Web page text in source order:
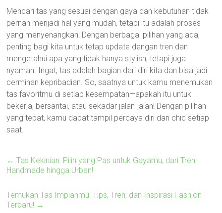
Mencari tas yang sesuai dengan gaya dan kebutuhan tidak
pernah menjadi hal yang mudah, tetapi itu adalah proses
yang menyenangkan! Dengan berbagai pilihan yang ada,
penting bagi kita untuk tetap update dengan tren dan
mengetahui apa yang tidak hanya stylish, tetapi juga
nyaman. Ingat, tas adalah bagian dari diri kita dan bisa jadi
cerminan kepribadian. So, saatnya untuk kamu menemukan
tas favoritmu di setiap kesempatan—apakah itu untuk
bekerja, bersantai, atau sekadar jalan-jalan! Dengan pilihan
yang tepat, kamu dapat tampil percaya diri dan chic setiap
saat.
← Tas Kekinian: Pilih yang Pas untuk Gayamu, dari Tren
Handmade hingga Urban!
Temukan Tas Impianmu: Tips, Tren, dan Inspirasi Fashion
Terbaru! →